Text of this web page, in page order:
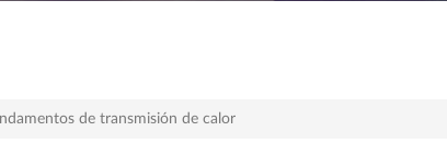
de transmisión de calor